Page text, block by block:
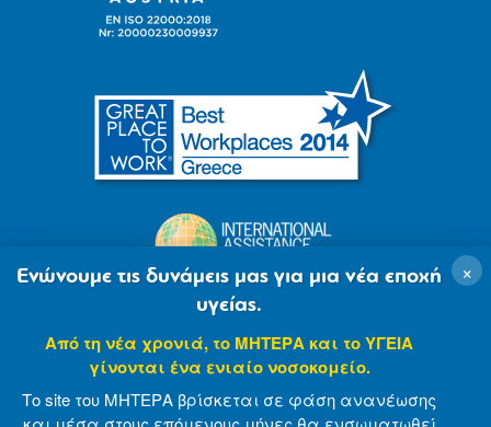
×
Ενώνουμε τις δυνάμεις μας για μια νέα εποχή
υγείας.
Από τη νέα χρονιά, το ΜΗΤΕΡΑ και το ΥΓΕΙΑ
γίνονται ένα ενιαίο νοσοκομείο.
Το site του ΜΗΤΕΡΑ βρίσκεται σε φάση ανανέωσης